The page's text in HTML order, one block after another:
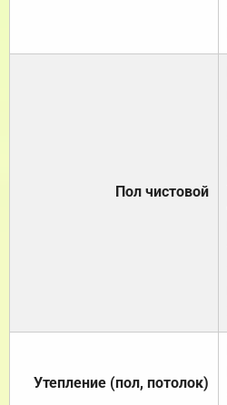
Пол чистовой
Утепление (пол, потолок)